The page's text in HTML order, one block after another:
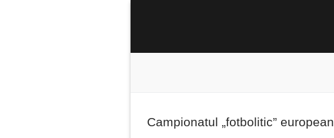
Caută
Campionatul „fotbolitic” european